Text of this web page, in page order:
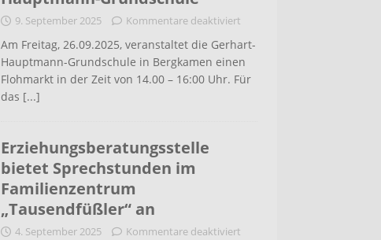
9. September 2025 Kommentare deaktiviert
Am Freitag, 26.09.2025, veranstaltet die Gerhart-
Hauptmann-Grundschule in Bergkamen einen
Flohmarkt in der Zeit von 14.00 – 16:00 Uhr. Für
das [...]
Erziehungsberatungsstelle
bietet Sprechstunden im
Familienzentrum
„Tausendfüßler“ an
4. September 2025 Kommentare deaktiviert